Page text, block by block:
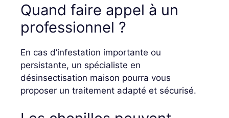
Quand faire appel à un
professionnel ?
En cas d’infestation importante ou
persistante, un spécialiste en
désinsectisation maison pourra vous
proposer un traitement adapté et sécurisé.